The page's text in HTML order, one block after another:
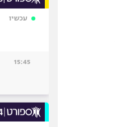
עכשיו
15:45